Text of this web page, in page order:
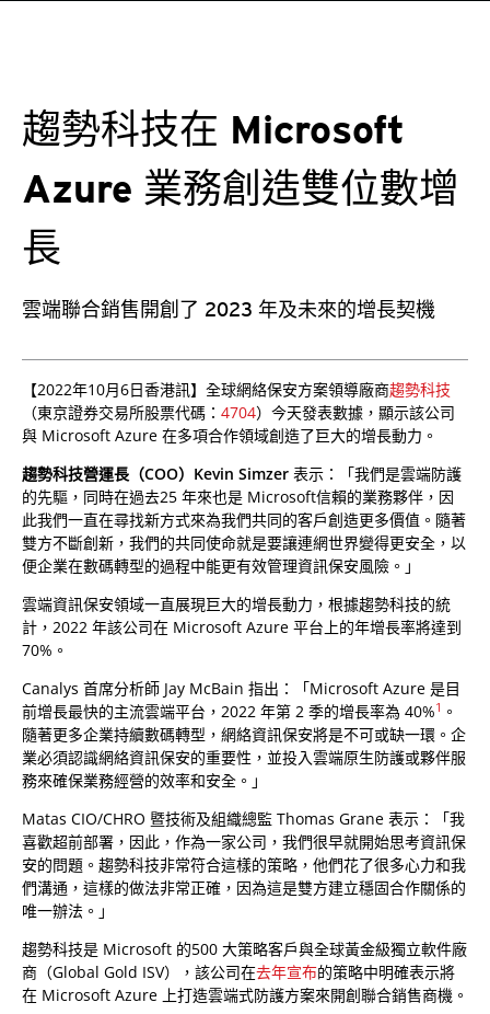
趨勢科技在 Microsoft
Azure 業務創造雙位數增
長
雲端聯合銷售開創了 2023 年及未來的增長契機
【2022年10月6日香港訊】全球網絡保安方案領導廠商趨勢科技
（東京證券交易所股票代碼： 4704）今天發表數據，顯示該公司
與 Microsoft Azure 在多項合作領域創造了巨大的增長動力。
趨勢科技營運長（COO）Kevin Simzer 表示：「我們是雲端防護
的先驅，同時在過去25 年來也是 Microsoft信賴的業務夥伴，因
此我們一直在尋找新方式來為我們共同的客戶創造更多價值。隨著
雙方不斷創新，我們的共同使命就是要讓連網世界變得更安全，以
便企業在數碼轉型的過程中能更有效管理資訊保安風險。」
雲端資訊保安領域一直展現巨大的增長動力，根據趨勢科技的統
計，2022 年該公司在 Microsoft Azure 平台上的年增長率將達到
70%。
Canalys 首席分析師 Jay McBain 指出：「Microsoft Azure 是目
前增長最快的主流雲端平台，2022 年第 2 季的增長率為 40%1 。
隨著更多企業持續數碼轉型，網絡資訊保安將是不可或缺一環。企
業必須認識網絡資訊保安的重要性，並投入雲端原生防護或夥伴服
務來確保業務經營的效率和安全。」
Matas CIO/CHRO 暨技術及組織總監 Thomas Grane 表示：「我
喜歡超前部署，因此，作為一家公司，我們很早就開始思考資訊保
安的問題。趨勢科技非常符合這樣的策略，他們花了很多心力和我
們溝通，這樣的做法非常正確，因為這是雙方建立穩固合作關係的
唯一辦法。」
趨勢科技是 Microsoft 的500 大策略客戶與全球黃金級獨立軟件廠
商（Global Gold ISV），該公司在去年宣布的策略中明確表示將
在 Microsoft Azure 上打造雲端式防護方案來開創聯合銷售商機。